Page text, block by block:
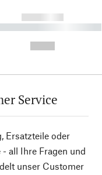
------------
----------- ----------
Service
Ersatzteile oder
all Ihre Fragen und
unser Customer